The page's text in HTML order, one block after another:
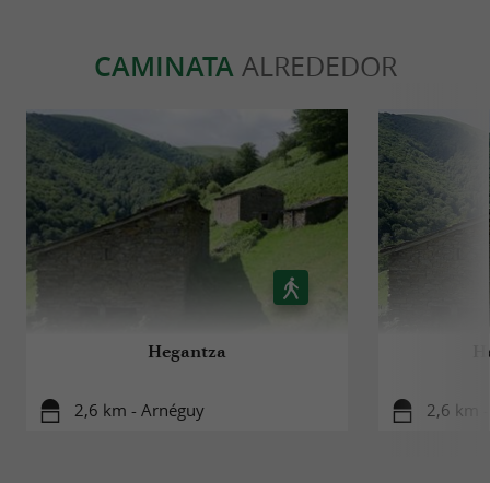
CAMINATAALREDEDOR
Hegantza
2,6 km - Arnéguy 2,6 km